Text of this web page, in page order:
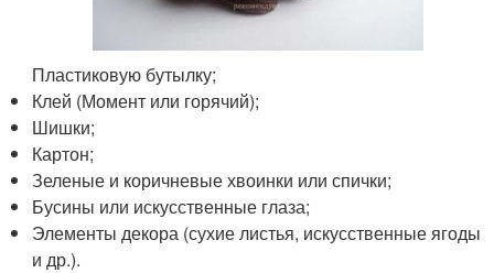
Пластиковую бутылку;
Клей (Момент или горячий);
Шишки;
Картон;
Зеленые и коричневые хвоинки или спички;
Бусины или искусственные глаза;
Элементы декора (сухие листья, искусственные ягоды
и др.).